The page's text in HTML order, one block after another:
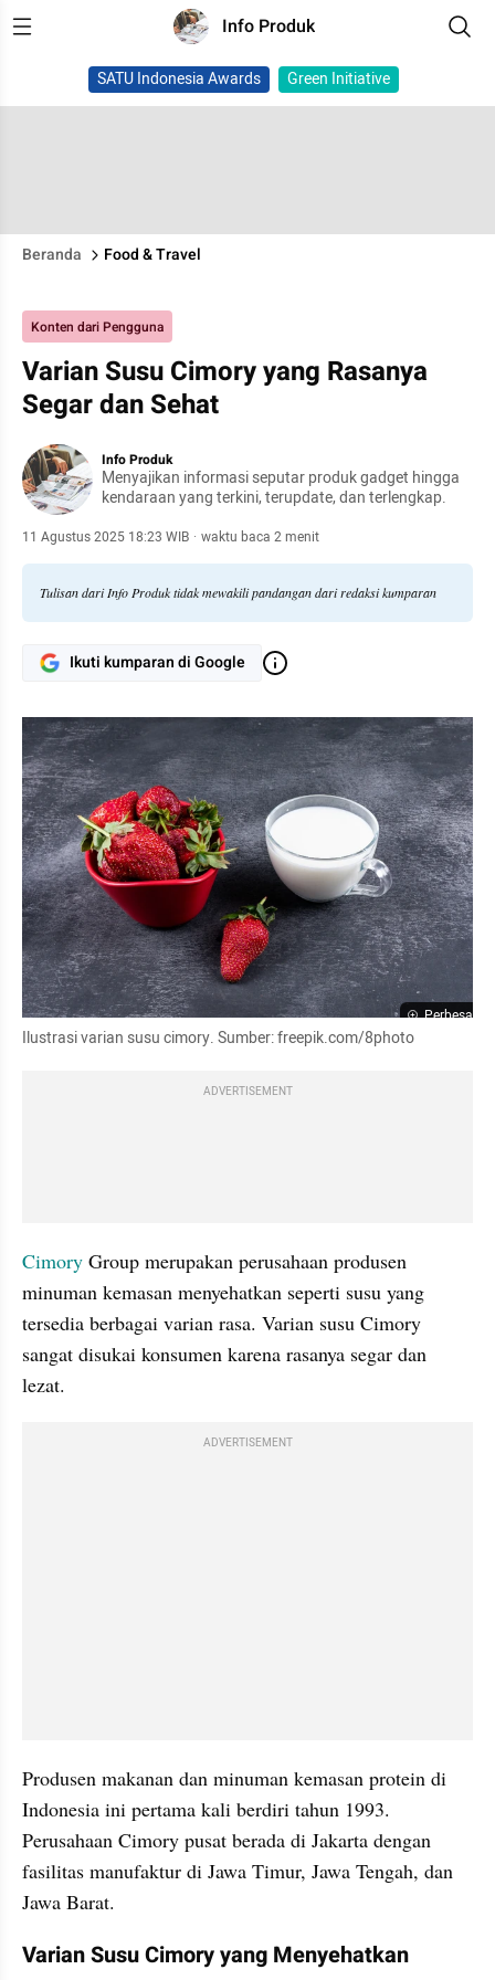
Info Produk
SATU Indonesia Awards Green Initiative
Beranda Food & Travel
Konten dari Pengguna
Varian Susu Cimory yang Rasanya
Segar dan Sehat
Info Produk
Menyajikan informasi seputar produk gadget hingga
kendaraan yang terkini, terupdate, dan terlengkap.
11 Agustus 2025 18:23 WIB · waktu baca 2 menit
Tulisan dari Info Produk tidak mewakili pandangan dari redaksi kumparan
Ikuti kumparan di Google
Perbesar
Ilustrasi varian susu cimory. Sumber: freepik.com/8photo
ADVERTISEMENT
Cimory Group merupakan perusahaan produsen
minuman kemasan menyehatkan seperti susu yang
tersedia berbagai varian rasa. Varian susu Cimory
sangat disukai konsumen karena rasanya segar dan
lezat.
ADVERTISEMENT
Produsen makanan dan minuman kemasan protein di
Indonesia ini pertama kali berdiri tahun 1993.
Perusahaan Cimory pusat berada di Jakarta dengan
fasilitas manufaktur di Jawa Timur, Jawa Tengah, dan
Jawa Barat.
Varian Susu Cimory yang Menyehatkan